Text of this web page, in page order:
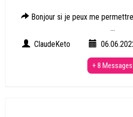
Bonjour si je peux me
...
ClaudeKeto
+ 8 Messages